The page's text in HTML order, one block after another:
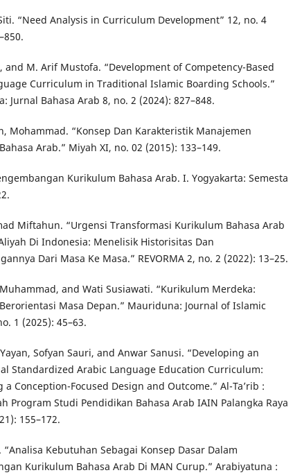
“Need Analysis in Curriculum Development” 12, no. 4
and M. Arif Mustofa. “Development of Competency-Based
Curriculum in Traditional Islamic Boarding Schools.”
Jurnal Bahasa Arab 8, no. 2 (2024): 827–848.
Mohammad. “Konsep Dan Karakteristik Manajemen
Arab.” Miyah XI, no. 02 (2015): 133–149.
Kurikulum Bahasa Arab. I. Yogyakarta: Semesta
Miftahun. “Urgensi Transformasi Kurikulum Bahasa Arab
Di Indonesia: Menelisik Historisitas Dan
Dari Masa Ke Masa.” REVORMA 2, no. 2 (2022): 13–25.
and Wati Susiawati. “Kurikulum Merdeka:
Masa Depan.” Mauriduna: Journal of Islamic
1 (2025): 45–63.
Sofyan Sauri, and Anwar Sanusi. “Developing an
Standardized Arabic Language Education Curriculum:
Conception-Focused Design and Outcome.” Al-Ta’rib :
Program Studi Pendidikan Bahasa Arab IAIN Palangka Raya
155–172.
Kebutuhan Sebagai Konsep Dasar Dalam
Kurikulum Bahasa Arab Di MAN Curup.” Arabiyatuna :